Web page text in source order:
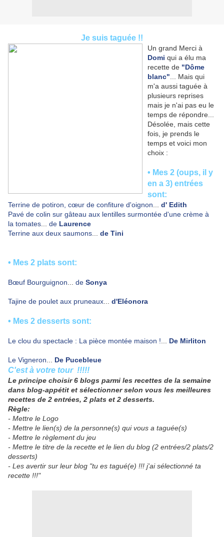
Je suis taguée !!
Un grand Merci à
Domi qui a élu ma
recette de "Dôme
blanc" ... Mais qui
m'a aussi taguée à
plusieurs reprises
mais je n'ai pas eu le
temps de répondre...
Désolée, mais cette
fois, je prends le
temps et voici mon
choix :
• Mes 2 (oups, il y
en a 3) entrées
sont:
Terrine de potiron, cœur de confiture d'oignon d' Edith
Pavé de colin sur gâteau aux lentilles surmontée d'une crème à
la tomates
de Laurence
Terrine aux deux saumons
de Tini
• Mes 2 plats sont:
Bœuf Bourguignon de Sonya
Tajine de poulet aux pruneaux d'Eléonora
• Mes 2 desserts sont:
Le clou du spectacle : La pièce montée maison ! De Mirliton
Le Vigneron De Pucebleue
C'est à votre tour !!!!!
Le principe choisir 6 blogs parmi les recettes de la semaine
dans blog-appétit et sélectionner selon vous les meilleures
recettes de 2 entrées, 2 plats et 2 desserts.
Règle:
- Mettre le Logo
- Mettre le lien(s) de la personne(s) qui vous a taguée(s)
- Mettre le règlement du jeu
- Mettre le titre de la recette et le lien du blog (2 entrées/2 plats/2
desserts)
- Les avertir sur leur blog "tu es tagué(e) !!! j'ai sélectionné ta
recette !!!"